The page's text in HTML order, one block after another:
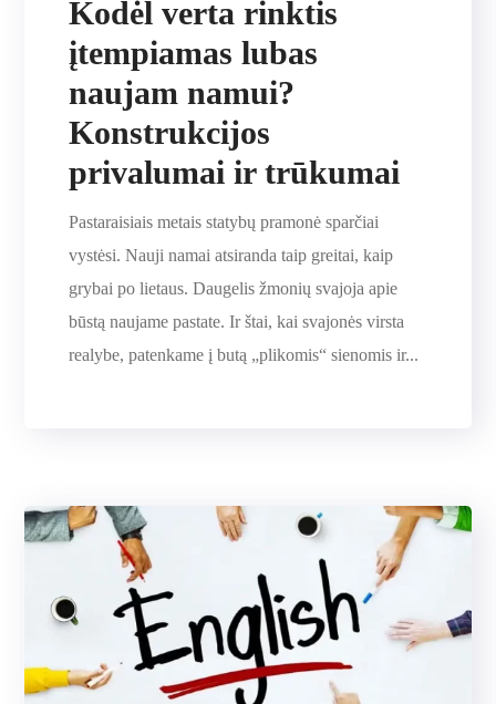
Kodėl verta rinktis
įtempiamas lubas
naujam namui?
Konstrukcijos
privalumai ir trūkumai
Pastaraisiais metais statybų pramonė sparčiai
vystėsi. Nauji namai atsiranda taip greitai, kaip
grybai po lietaus. Daugelis žmonių svajoja apie
būstą naujame pastate. Ir štai, kai svajonės virsta
realybe, patenkame į butą „plikomis“ sienomis ir...